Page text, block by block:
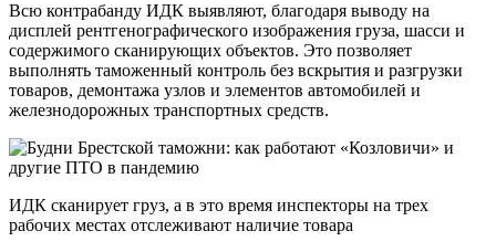
Всю контрабанду ИДК выявляют, благодаря выводу на
дисплей рентгенографического изображения груза, шасси и
содержимого сканирующих объектов. Это позволяет
выполнять таможенный контроль без вскрытия и разгрузки
товаров, демонтажа узлов и элементов автомобилей и
железнодорожных транспортных средств.
ИДК сканирует груз, а в это время инспекторы на трех
рабочих местах отслеживают наличие товара